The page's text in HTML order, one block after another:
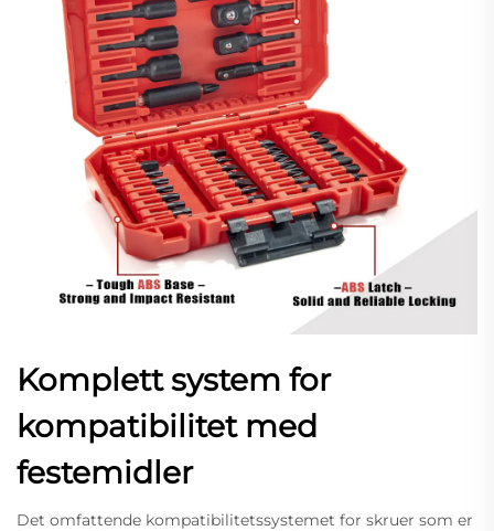
Komplett system for
kompatibilitet med
festemidler
Det omfattende kompatibilitetssystemet for skruer som er